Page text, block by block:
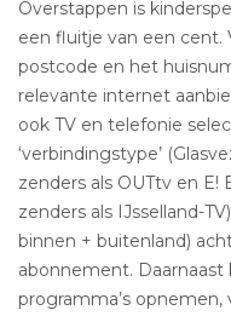
Overstappen is
een fluitje van een cent.
postcode en het
relevante internet
ook TV en telefonie
‘verbindingstype’
zenders als OUTtv en
zenders als IJsselland-
binnen + buitenland)
abonnement. Daarnaast
programma’s